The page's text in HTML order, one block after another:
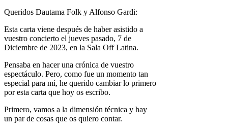
Queridos Dautama Folk y Alfonso Gardi:
Esta carta viene después de haber asistido a
vuestro concierto el jueves pasado, 7 de
Diciembre de 2023, en la Sala Off Latina.
Pensaba en hacer una crónica de vuestro
espectáculo. Pero, como fue un momento tan
especial para mí, he querido cambiar lo primero
por esta carta que hoy os escribo.
Primero, vamos a la dimensión técnica y hay
un par de cosas que os quiero contar.